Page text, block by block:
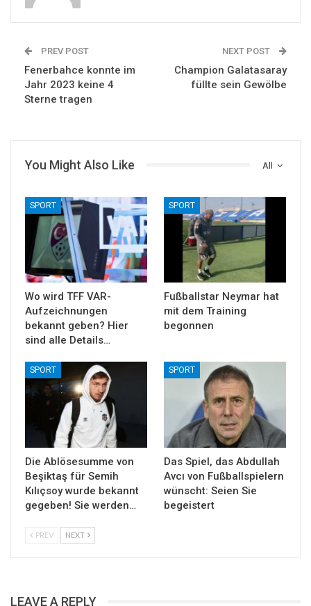
PREV POST
Fenerbahce konnte im
Jahr 2023 keine 4
Sterne tragen
NEXT POST
Champion Galatasaray
füllte sein Gewölbe
All
You Might Also Like
SPORT
Wo wird TFF VAR-
Aufzeichnungen
bekannt geben? Hier
sind alle Details…
SPORT
Fußballstar Neymar hat
mit dem Training
begonnen
SPORT
Die Ablösesumme von
Beşiktaş für Semih
Kılıçsoy wurde bekannt
gegeben! Sie werden…
SPORT
Das Spiel, das Abdullah
Avcı von Fußballspielern
wünscht: Seien Sie
begeistert
PREV NEXT
LEAVE A REPLY